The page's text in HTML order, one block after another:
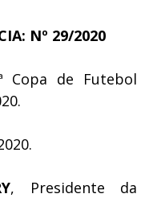
Nº 29/2020
Copa de Futebol
, Presidente da